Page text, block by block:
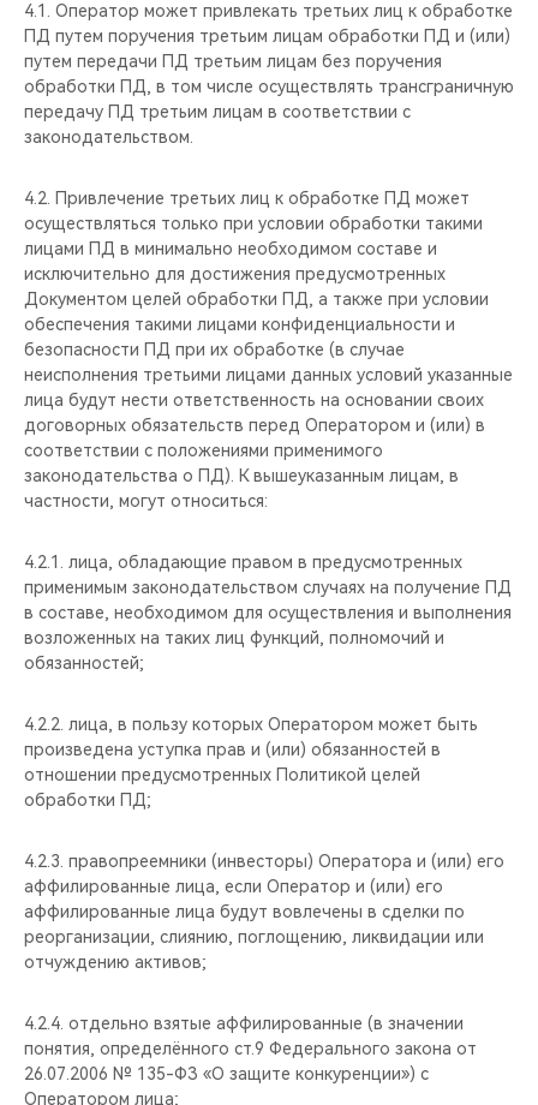
4.1. Оператор может привлекать третьих лиц к обработке
ПД путем поручения третьим лицам обработки ПД и (или)
путем передачи ПД третьим лицам без поручения
обработки ПД, в том числе осуществлять трансграничную
передачу ПД третьим лицам в соответствии с
законодательством.
4.2. Привлечение третьих лиц к обработке ПД может
осуществляться только при условии обработки такими
лицами ПД в минимально необходимом составе и
исключительно для достижения предусмотренных
Документом целей обработки ПД, а также при условии
обеспечения такими лицами конфиденциальности и
безопасности ПД при их обработке (в случае
неисполнения третьими лицами данных условий указанные
лица будут нести ответственность на основании своих
договорных обязательств перед Оператором и (или) в
соответствии с положениями применимого
законодательства о ПД). К вышеуказанным лицам, в
частности, могут относиться:
4.2.1. лица, обладающие правом в предусмотренных
применимым законодательством случаях на получение ПД
в составе, необходимом для осуществления и выполнения
возложенных на таких лиц функций, полномочий и
обязанностей;
4.2.2. лица, в пользу которых Оператором может быть
произведена уступка прав и (или) обязанностей в
отношении предусмотренных Политикой целей
обработки ПД;
4.2.3. правопреемники (инвесторы) Оператора и (или) его
аффилированные лица, если Оператор и (или) его
аффилированные лица будут вовлечены в сделки по
реорганизации, слиянию, поглощению, ликвидации или
отчуждению активов;
4.2.4. отдельно взятые аффилированные (в значении
понятия, определённого ст.9 Федерального закона от
26.07.2006 № 135-ФЗ «О защите конкуренции») с
Оператором лица;